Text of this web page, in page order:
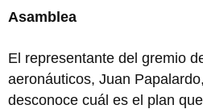
Asamblea
El representante del gremio
aeronáuticos, Juan
desconoce cuál es el plan